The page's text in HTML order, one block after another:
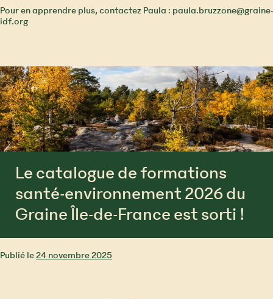
Pour en apprendre plus, contactez Paula : paula.bruzzone@graine-
idf.org
Le catalogue de formations
santé-environnement 2026 du
Graine Île-de-France est sorti !
Publié le24 novembre 2025